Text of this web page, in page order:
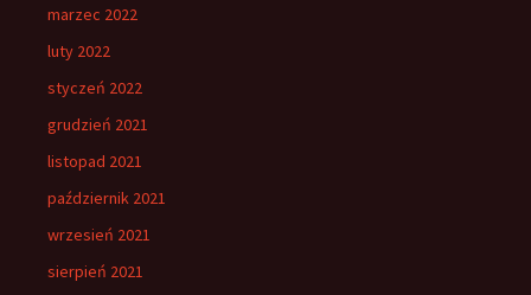
marzec 2022
luty 2022
styczeń 2022
grudzień 2021
listopad 2021
październik 2021
wrzesień 2021
sierpień 2021